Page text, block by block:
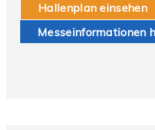
Hallenplan einsehen
Messeinformationen